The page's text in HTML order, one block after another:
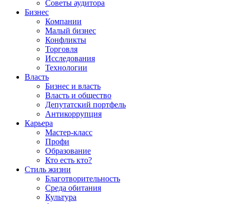
Советы аудитора
Бизнес
Компании
Малый бизнес
Конфликты
Торговля
Исследования
Технологии
Власть
Бизнес и власть
Власть и общество
Депутатский портфель
Антикоррупция
Карьера
Мастер-класс
Профи
Образование
Кто есть кто?
Стиль жизни
Благотворительность
Среда обитания
Культура